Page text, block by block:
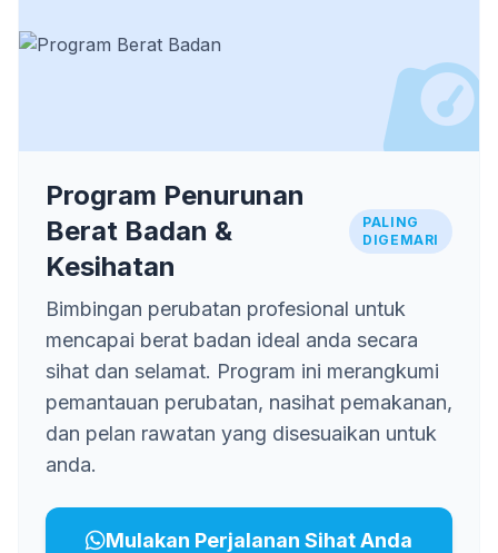
Program Penurunan
Berat Badan &
Kesihatan
PALING
DIGEMARI
Bimbingan perubatan profesional untuk
mencapai berat badan ideal anda secara
sihat dan selamat. Program ini merangkumi
pemantauan perubatan, nasihat pemakanan,
dan pelan rawatan yang disesuaikan untuk
anda.
Mulakan Perjalanan Sihat Anda